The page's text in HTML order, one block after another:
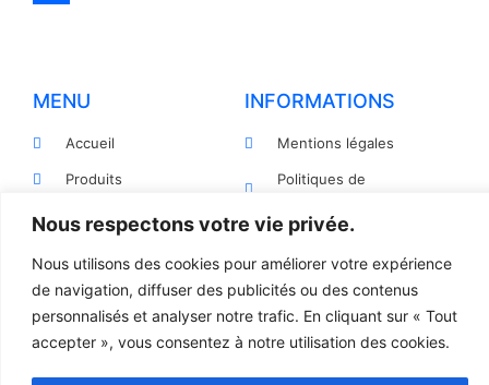
Nous respectons votre vie privée.
Nous utilisons des cookies pour améliorer votre expérience
de navigation, diffuser des publicités ou des contenus
personnalisés et analyser notre trafic. En cliquant sur « Tout
accepter », vous consentez à notre utilisation des cookies.
MENU
Accueil
Produits
Pièces détachées
Contact
INFORMATIONS
Mentions légales
Politiques de
Conditions générales de
vente
Règlement et Expédition